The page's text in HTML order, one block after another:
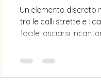
Un elemento discreto
tra le calli strette e i
facile lasciarsi
attenzione,